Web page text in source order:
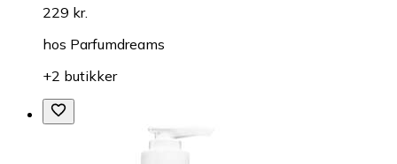
229 kr.
hos Parfumdreams
+2 butikker